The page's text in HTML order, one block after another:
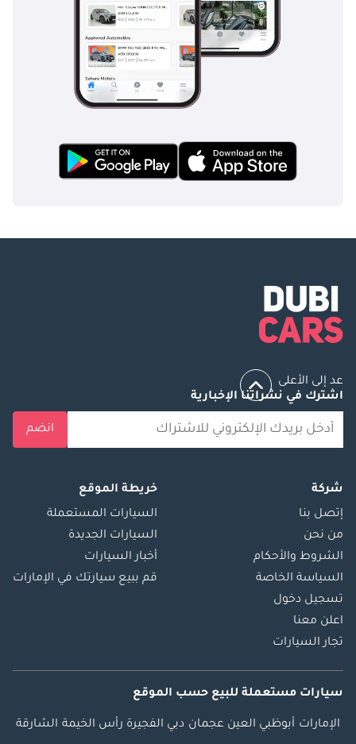
تحدث VinFast تأثيرًا كبيرًا في سوق السيارات في الإمارات العربية المتحدة
من خلال تقديم مركبات مستدامة ومبتكرة وعالية الجودة. بفضل التزامها
التقليدية، توفر VinFast بديلاً مقنعًا للمستهلكين الذين يبحثون عن حلول
تنقل حديثة وصديقة للبيئة. ومع استمرار العلامة التجارية في التوسع عالميًا،
فإن وجودها في الإمارات العربية المتحدة يشير إلى مستقبل واعد في واحدة
من أكثر الأسواق ديناميكية في العالم.
عد إلى الأعلى
اشترك في نشراتنا الإخبارية
انضم
شركة
إتصل بنا
من نحن
الشروط والأحكام
السياسة الخاصة
تسجيل دخول
اعلن معنا
تجار السيارات
خريطة الموقع
السيارات المستعملة
السيارات الجديدة
أخبار السيارات
قم ببيع سيارتك في الإمارات
سيارات مستعملة للبيع حسب الموقع
الإمارات أبوظبي العين عجمان دبي الفجيرة رأس الخيمة الشارقة